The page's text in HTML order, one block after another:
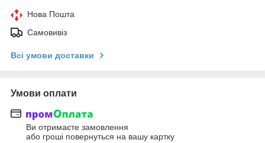
Нова Пошта
Самовивіз
Всі умови доставки
Умови оплати
Ви отримаєте замовлення
або гроші повернуться на вашу картку